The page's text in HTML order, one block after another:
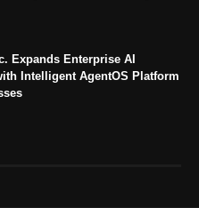
Expands Enterprise AI
Intelligent AgentOS Platform